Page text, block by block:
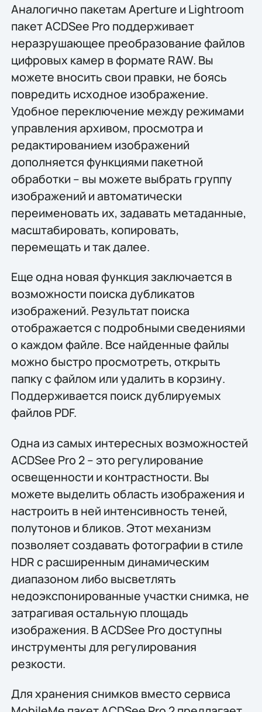
Аналогично пакетам Aperture и Lightroom
пакет ACDSee Pro поддерживает
неразрушающее преобразование файлов
цифровых камер в формате RAW. Вы
можете вносить свои правки, не боясь
повредить исходное изображение.
Удобное переключение между режимами
управления архивом, просмотра и
редактированием изображений
дополняется функциями пакетной
обработки – вы можете выбрать группу
изображений и автоматически
переименовать их, задавать метаданные,
масштабировать, копировать,
перемещать и так далее.
Еще одна новая функция заключается в
возможности поиска дубликатов
изображений. Результат поиска
отображается с подробными сведениями
о каждом файле. Все найденные файлы
можно быстро просмотреть, открыть
папку с файлом или удалить в корзину.
Поддерживается поиск дублируемых
файлов PDF.
Одна из самых интересных возможностей
ACDSee Pro 2 – это регулирование
освещенности и контрастности. Вы
можете выделить область изображения и
настроить в ней интенсивность теней,
полутонов и бликов. Этот механизм
позволяет создавать фотографии в стиле
HDR с расширенным динамическим
диапазоном либо высветлять
недоэкспонированные участки снимка, не
затрагивая остальную площадь
изображения. В ACDSee Pro доступны
инструменты для регулирования
резкости.
Для хранения снимков вместо сервиса